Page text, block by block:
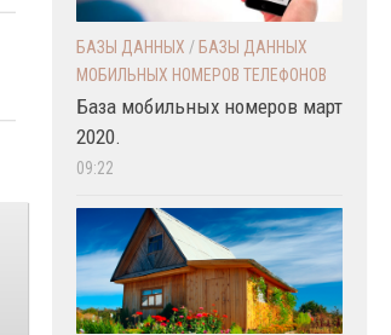
БАЗЫ ДАННЫХ / БАЗЫ ДАННЫХ
МОБИЛЬНЫХ НОМЕРОВ ТЕЛЕФОНОВ
База мобильных номеров март
2020.
09:22